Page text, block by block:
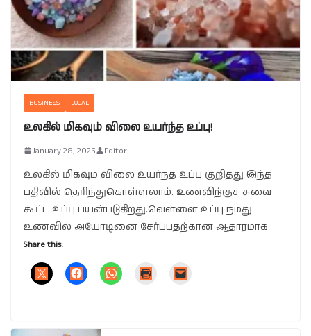
BUSINESS LOCAL
உலகில் மிகவும் விலை உயர்ந்த உப்பு!
January 28, 2025 Editor
உலகில் மிகவும் விலை உயர்ந்த உப்பு குறித்து இந்த
பதிவில் தெரிந்துகொள்ளலாம். உணவிற்குச் சுவை
கூட்ட உப்பு பயன்படுகிறது.வெள்ளை உப்பு நமது
உணவில் அயோடினை சேர்ப்பதற்கான ஆதாரமாக
Share this: